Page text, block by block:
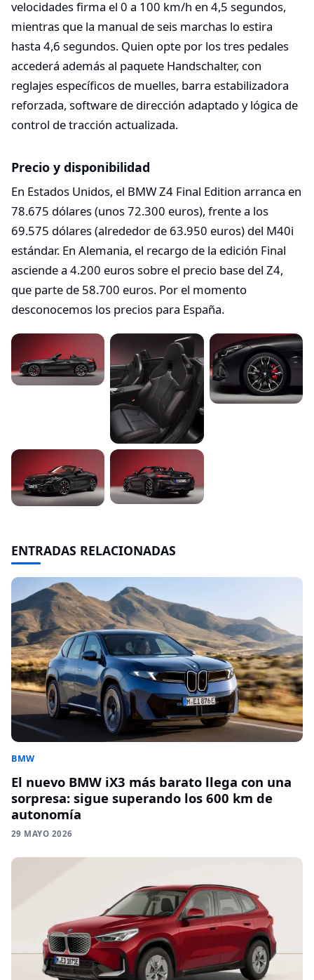
velocidades firma el 0 a 100 km/h en 4,5 segundos,
mientras que la manual de seis marchas lo estira
hasta 4,6 segundos. Quien opte por los tres pedales
accederá además al paquete Handschalter, con
reglajes específicos de muelles, barra estabilizadora
reforzada, software de dirección adaptado y lógica de
control de tracción actualizada.​
Precio y disponibilidad
En Estados Unidos, el BMW Z4 Final Edition arranca en
78.675 dólares (unos 72.300 euros), frente a los
69.575 dólares (alrededor de 63.950 euros) del M40i
estándar. En Alemania, el recargo de la edición Final
asciende a 4.200 euros sobre el precio base del Z4,
que parte de 58.700 euros. Por el momento
desconocemos los precios para España.
ENTRADAS RELACIONADAS
BMW
El nuevo BMW iX3 más barato llega con una
sorpresa: sigue superando los 600 km de
autonomía
29 MAYO 2026